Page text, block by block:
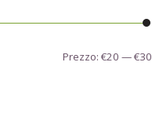
Prezzo: €20 —€30